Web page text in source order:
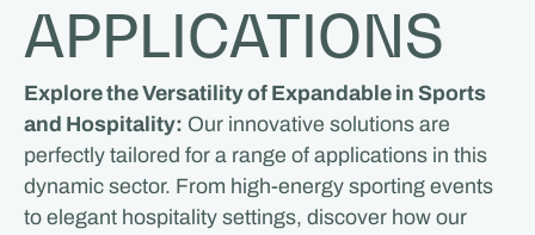
APPLICATIONS
Explore the Versatility of Expandable in Sports
and Hospitality: Our innovative solutions are
perfectly tailored for a range of applications in this
dynamic sector. From high-energy sporting events
to elegant hospitality settings, discover how our